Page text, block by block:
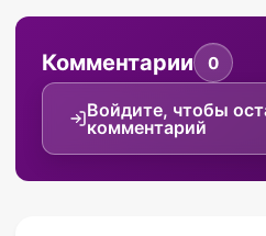
Комментарии 0
Войдите, чтобы
комментарий